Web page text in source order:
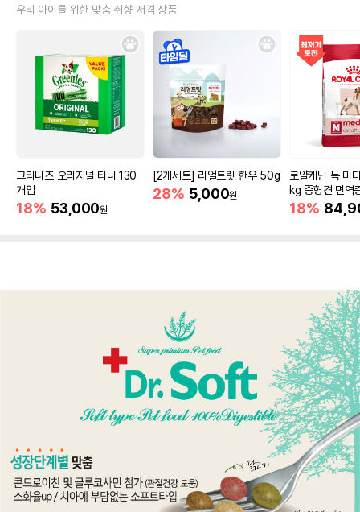
우리 아이를 위한 맞춤 취향 저격 상품
그리니즈 오리지널 티니 130
개입
18% 53,000원
[2개세트] 리얼트릿 한우 50g
28% 5,000원
로얄캐닌 독 미
kg 중형견 면역
18%